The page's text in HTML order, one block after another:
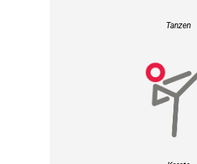
Tanzen